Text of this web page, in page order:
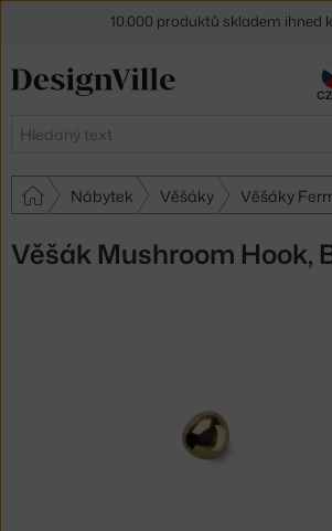
Hledat
Nábytek Věšáky Věšáky
Věšák Mushroom Hook,
10.000 produktů skladem ihned
Sleva 5 % pro odběratele